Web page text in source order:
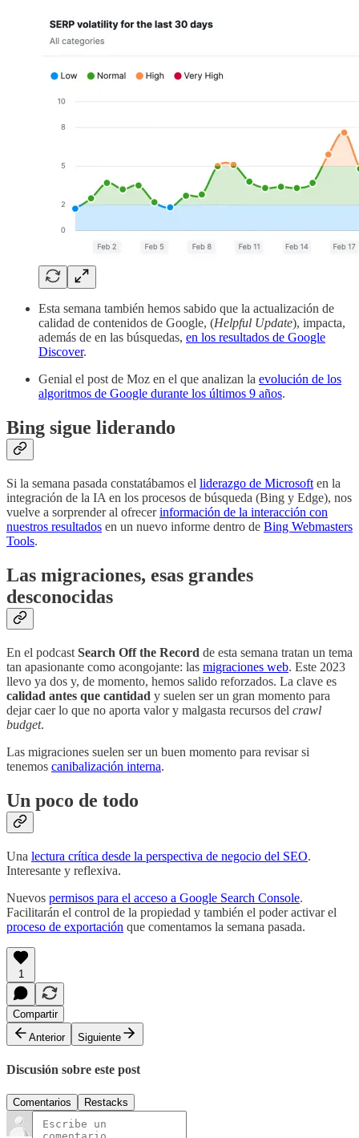
Esta semana también hemos sabido que la actualización de
calidad de contenidos de Google, (Helpful Update), impacta,
además de en las búsquedas, en los resultados de Google
Discover.
Genial el post de Moz en el que analizan la evolución de los
algoritmos de Google durante los últimos 9 años.
Bing sigue liderando
Si la semana pasada constatábamos el liderazgo de Microsoft en la
integración de la IA en los procesos de búsqueda (Bing y Edge), nos
vuelve a sorprender al ofrecerinformación de la interacción con
nuestros resultados en un nuevo informe dentro de Bing Webmasters
Tools.
Las migraciones, esas grandes
desconocidas
En el podcast Search Off the Record de esta semana tratan un tema
tan apasionante como acongojante: las migraciones web. Este 2023
llevo ya dos y, de momento, hemos salido reforzados. La clave es
calidad antes que cantidad y suelen ser un gran momento para
dejar caer lo que no aporta valor y malgasta recursos del crawl
budget.
Las migraciones suelen ser un buen momento para revisar si
tenemos canibalización interna.
Un poco de todo
Una lectura crítica desde la perspectiva de negocio del SEO.
Interesante y reflexiva.
Nuevos permisos para el acceso a Google Search Console.
Facilitarán el control de la propiedad y también el poder activar el
proceso de exportación que comentamos la semana pasada.
1
Compartir
Anterior
Siguiente
Discusión sobre este post
Comentarios Restacks